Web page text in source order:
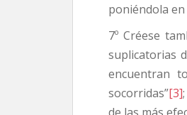
poniéndola en
7º Créese
suplicatorias
encuentran
socorridas”[3]